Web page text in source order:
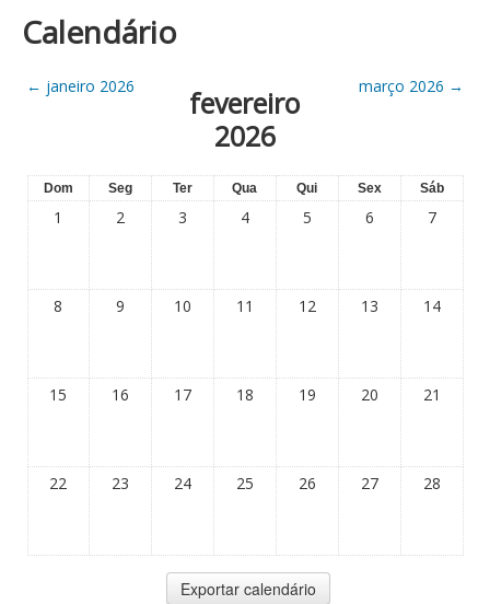
Calendário
← janeiro 2026
fevereiro
2026
março 2026 →
Dom Seg Ter Qua Qui Sex Sáb
1 2 3 4 5 6 7
8 9 10 11 12 13 14
15 16 17 18 19 20 21
22 23 24 25 26 27 28